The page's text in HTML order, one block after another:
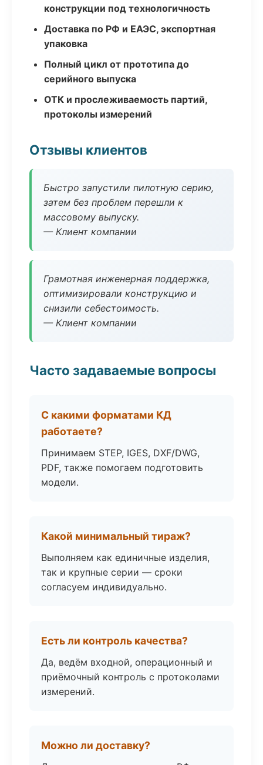
конструкции под технологичность
Доставка по РФ и ЕАЭС, экспортная
упаковка
Полный цикл от прототипа до
серийного выпуска
ОТК и прослеживаемость партий,
протоколы измерений
Отзывы клиентов
Быстро запустили пилотную серию,
затем без проблем перешли к
массовому выпуску.
— Клиент компании
Грамотная инженерная поддержка,
оптимизировали конструкцию и
снизили себестоимость.
— Клиент компании
Часто задаваемые вопросы
С какими форматами КД
работаете?
Принимаем STEP, IGES, DXF/DWG,
PDF, также помогаем подготовить
модели.
Какой минимальный тираж?
Выполняем как единичные изделия,
так и крупные серии — сроки
согласуем индивидуально.
Есть ли контроль качества?
Да, ведём входной, операционный и
приёмочный контроль с протоколами
измерений.
Можно ли доставку?